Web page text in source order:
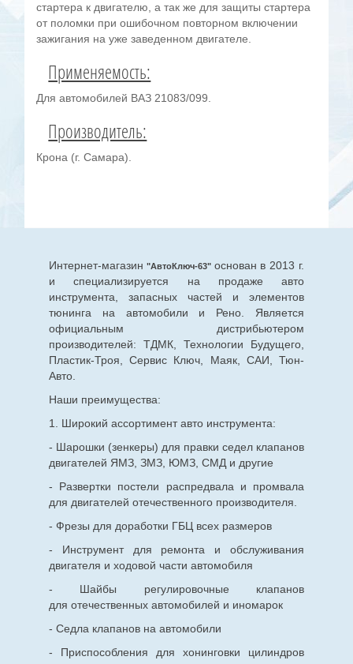
стартера к двигателю, а так же для защиты стартера
от поломки при ошибочном повторном включении
зажигания на уже заведенном двигателе.
Применяемость:
Для автомобилей ВАЗ 21083/099.
Производитель:
Крона (г. Самара).
Интернет-магазин "АвтоКлюч-63" основан в 2013 г.
и специализируется на продаже авто
инструмента, запасных частей и элементов
тюнинга на автомобили и Рено. Является
официальным дистрибьютером
производителей: ТДМК, Технологии Будущего,
Пластик-Троя, Сервис Ключ, Маяк, САИ, Тюн-
Авто.
Наши преимущества:
1. Широкий ассортимент авто инструмента:
- Шарошки (зенкеры) для правки седел клапанов
двигателей ЯМЗ, ЗМЗ, ЮМЗ, СМД и другие
- Развертки постели распредвала и промвала
для двигателей отечественного производителя.
- Фрезы для доработки ГБЦ всех размеров
- Инструмент для ремонта и обслуживания
двигателя и ходовой части автомобиля
- Шайбы регулировочные клапанов
для отечественныхавтомобилей и иномарок
- Седла клапанов на автомобили
- Приспособления для хонинговки цилиндров